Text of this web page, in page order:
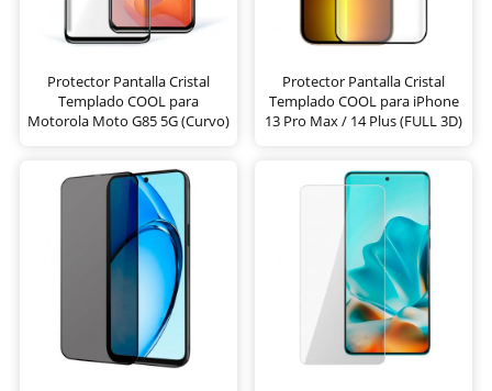
Protector Pantalla Cristal
Templado COOL para
Motorola Moto G85 5G (Curvo)
Protector Pantalla Cristal
Templado COOL para iPhone
13 Pro Max / 14 Plus (FULL 3D)